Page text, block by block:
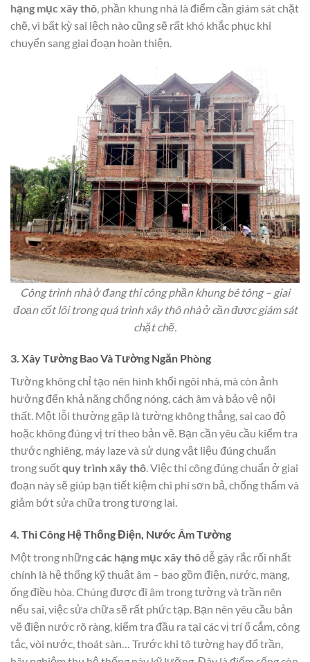
hạng mục xây thô , phần khung nhà là điểm cần giám sát chặt
chẽ, vì bất kỳ sai lệch nào cũng sẽ rất khó khắc phục khi
chuyển sang giai đoạn hoàn thiện.
Công trình nhà ở đang thi công phần khung bê tông – giai
đoạn cốt lõi trong quá trình xây thô nhà ở cần được giám sát
chặt chẽ.
3. Xây Tường Bao Và Tường Ngăn Phòng
Tường không chỉ tạo nên hình khối ngôi nhà, mà còn ảnh
hưởng đến khả năng chống nóng, cách âm và bảo vệ nội
thất. Một lỗi thường gặp là tường không thẳng, sai cao độ
hoặc không đúng vị trí theo bản vẽ. Bạn cần yêu cầu kiểm tra
thước nghiêng, máy laze và sử dụng vật liệu đúng chuẩn
trong suốtquy trình xây thô. Việc thi công đúng chuẩn ở giai
đoạn này sẽ giúp bạn tiết kiệm chi phí sơn bả, chống thấm và
giảm bớt sửa chữa trong tương lai.
4. Thi Công Hệ Thống Điện, Nước Âm Tường
Một trong nhữngcác hạng mục xây thôdễ gây rắc rối nhất
chính là hệ thống kỹ thuật âm – bao gồm điện, nước, mạng,
ống điều hòa. Chúng được đi âm trong tường và trần nên
nếu sai, việc sửa chữa sẽ rất phức tạp. Bạn nên yêu cầu bản
vẽ điện nước rõ ràng, kiểm tra đầu ra tại các vị trí ổ cắm, công
tắc, vòi nước, thoát sàn… Trước khi tô tường hay đổ trần,